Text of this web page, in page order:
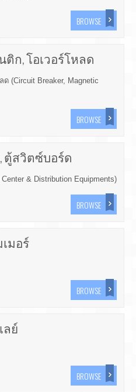
BROWSE
ติก, โอเวอร์โหลด
ด (Circuit Breaker, Magnetic
BROWSE
ตู้สวิตซ์บอร์ด
& Distribution Equipments)
BROWSE
มอร์
BROWSE
ลย์
BROWSE